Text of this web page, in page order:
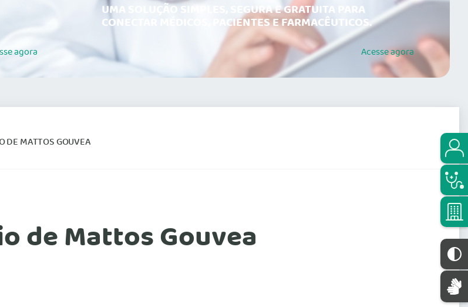
agora
UMA SOLUÇÃO SIMPLES, SEGURA E GRATUITA PARA
CONECTAR MÉDICOS, PACIENTES E FARMACÊUTICOS.
Acesseagora
DE MATTOS GOUVEA
de Mattos Gouvea